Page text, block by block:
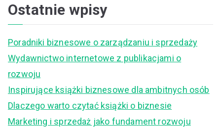
Ostatnie wpisy
Poradniki biznesowe o zarządzaniu i sprzedaży
Wydawnictwo internetowe z publikacjami o
rozwoju
Inspirujące książki biznesowe dla ambitnych osób
Dlaczego warto czytać książki o biznesie
Marketing i sprzedaż jako fundament rozwoju